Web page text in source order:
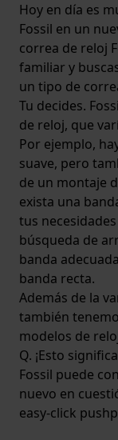
Hoy en día es
Fossil en un
correa de reloj
familiar y
un tipo de
Tu decides.
de reloj, que
Por ejemplo,
suave, pero
de un montaje
exista una
tus
búsqueda de
banda
banda recta.
Además de la
también
modelos de
Q. ¡Esto
Fossil puede
nuevo en
easy-click